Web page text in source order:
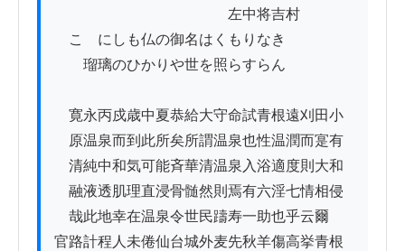
左中将吉村
こゝにしも仏の御名はくもりなき
瑠璃のひかりや世を照らすらん
寛永丙戍歳中夏恭給大守命試青根遠刈田小
原温泉而到此所矣所謂温泉也性温潤而寔有
清純中和気可能斉華清温泉入浴適度則大和
融液透肌理直浸骨髄然則焉有六淫七情相侵
哉此地幸在温泉令世民躊寿一助也乎云爾
官路計程人未倦仙台城外麦先秋羊傷高挙青根